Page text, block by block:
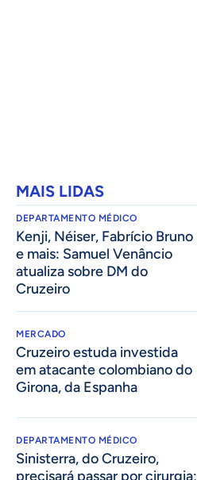
MAIS LIDAS
DEPARTAMENTO MÉDICO
Kenji, Néiser, Fabrício Bruno
e mais: Samuel Venâncio
atualiza sobre DM do
Cruzeiro
MERCADO
Cruzeiro estuda investida
em atacante colombiano do
Girona, da Espanha
DEPARTAMENTO MÉDICO
Sinisterra, do Cruzeiro,
precisará passar por cirurgia;